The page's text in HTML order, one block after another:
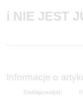
i NIE JEST
Informacje o
Zredagował(a):